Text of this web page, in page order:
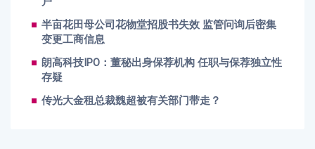
半亩花田母公司花物堂招股书失效 监管问询后密集
变更工商信息
朗高科技IPO：董秘出身保荐机构 任职与保荐独立性
存疑
传光大金租总裁魏超被有关部门带走？